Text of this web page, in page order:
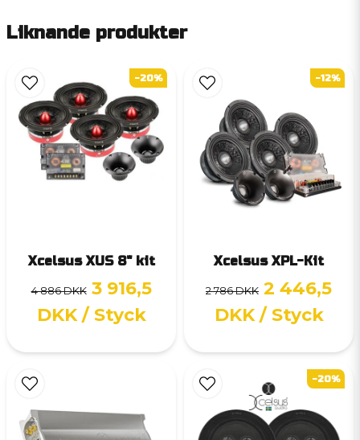
Liknande produkter
Xcelsus XUS 8" kit
4 886 DKK 3 916,5
DKK / Styck
-20%
Xcelsus XPL-Kit
2 786 DKK 2 446,5
DKK / Styck
-12%
-20%